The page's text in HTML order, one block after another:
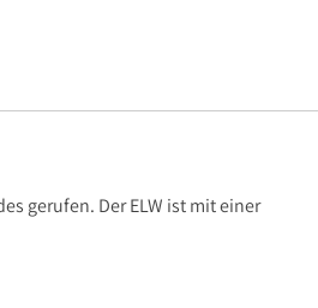
gerufen. Der ELW ist mit einer